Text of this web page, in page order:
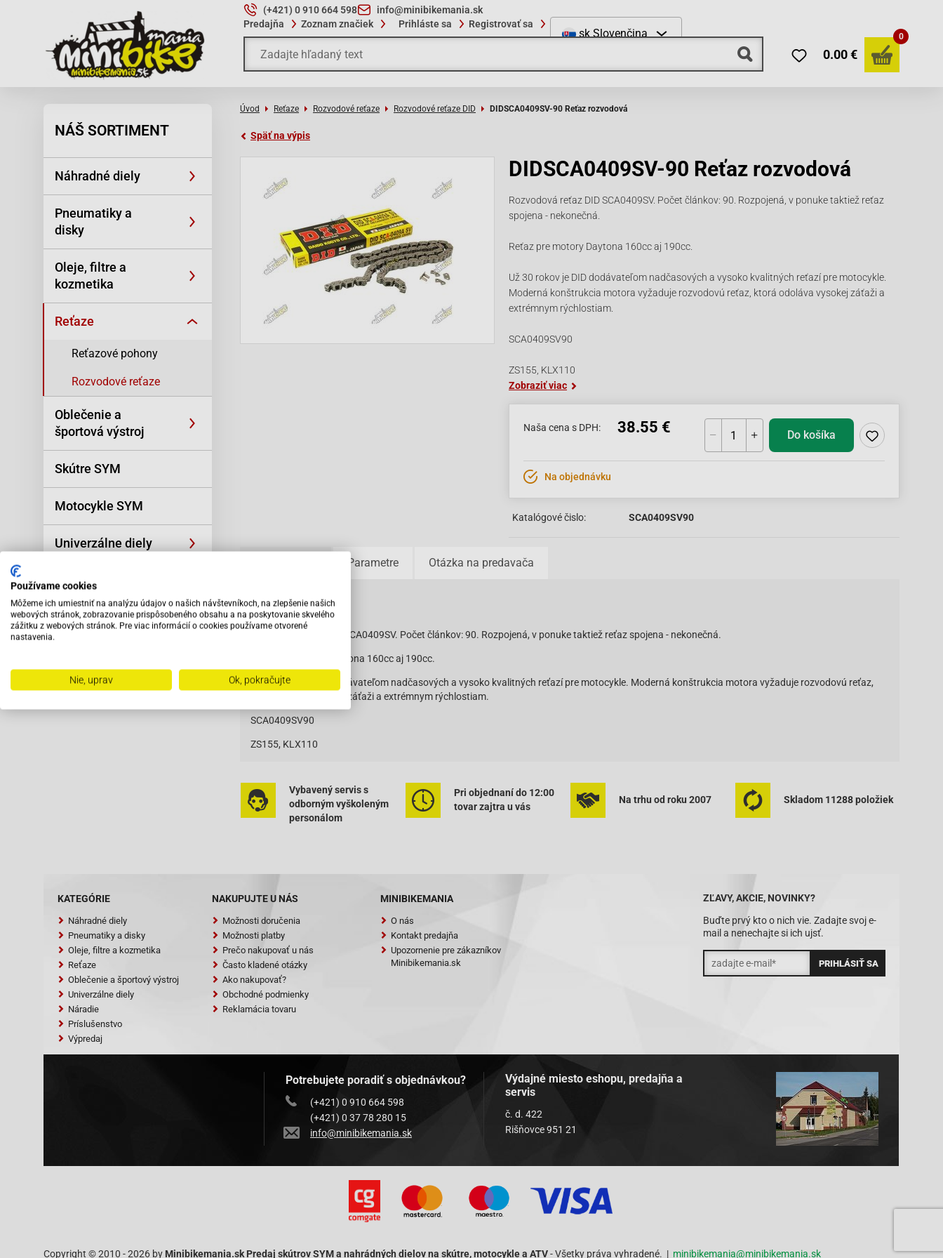
(+421) 0 910 664 598
info@minibikemania.sk
Predajňa
Zoznam značiek Prihláste sa Registrovať sa
sk Slovenčina
0.00 €
0
NÁŠ SORTIMENT
Náhradné diely
Pneumatiky a
disky
Oleje, filtre a
kozmetika
Reťaze
Reťazové pohony
Rozvodové reťaze
Oblečenie a
športová výstroj
Skútre SYM
Motocykle SYM
Univerzálne diely
Náradie
Príslušenstvo
Úvod Reťaze Rozvodové reťaze Rozvodové reťaze DID DIDSCA0409SV-90 Reťaz rozvodová
Späť na výpis
DIDSCA0409SV-90 Reťaz rozvodová
Rozvodová reťaz DID SCA0409SV. Počet článkov: 90. Rozpojená, v ponuke taktiež reťaz
spojena - nekonečná.
Reťaz pre motory Daytona 160cc aj 190cc.
Už 30 rokov je DID dodávateľom nadčasových a vysoko kvalitných reťazí pre motocykle.
Moderná konštrukcia motora vyžaduje rozvodovú reťaz, ktorá odoláva vysokej záťaži a
extrémnym rýchlostiam.
SCA0409SV90
ZS155, KLX110
Zobraziť viac
Naša cena s DPH: 38.55 € Do košíka
Na objednávku
Katalógové čislo: SCA0409SV90
Parametre Otázka na predavača
Popis tovaru
Rozvodová reťaz DID SCA0409SV. Počet článkov: 90. Rozpojená, v ponuke taktiež reťaz spojena - nekonečná.
Reťaz pre motory Daytona 160cc aj 190cc.
Už 30 rokov je DID dodávateľom nadčasových a vysoko kvalitných reťazí pre motocykle. Moderná konštrukcia motora vyžaduje rozvodovú reťaz,
ktorá odoláva vysokej záťaži a extrémnym rýchlostiam.
SCA0409SV90
ZS155, KLX110
Vybavený servis s
odborným vyškoleným
personálom
Pri objednaní do 12:00
tovar zajtra u vás
Na trhu od roku 2007 Skladom 11288 položiek
ZĽAVY, AKCIE, NOVINKY?
Buďte prvý kto o nich vie. Zadajte svoj e-
mail a nenechajte si ich ujsť.
KATEGÓRIE
Náhradné diely
Pneumatiky a disky
Oleje, filtre a kozmetika
Reťaze
Oblečenie a športový výstroj
Univerzálne diely
Náradie
Príslušenstvo
Výpredaj
NAKUPUJTE U NÁS
Možnosti doručenia
Možnosti platby
Prečo nakupovať u nás
Často kladené otázky
Ako nakupovať?
Obchodné podmienky
Reklamácia tovaru
MINIBIKEMANIA
O nás
Kontakt predajňa
Upozornenie pre zákazníkov
Minibikemania.sk
Potrebujete poradiť s objednávkou?
(+421) 0 910 664 598
(+421) 0 37 78 280 15
info@minibikemania.sk
Výdajné miesto eshopu, predajňa a
servis
č. d. 422
Rišňovce 951 21
Copyright © 2010 - 2026 by Minibikemania.sk Predaj skútrov SYM a nahrádných dielov na skútre, motocykle a ATV- Všetky práva vyhradené. | minibikemania@minibikemania.sk
Používame cookies
Môžeme ich umiestniť na analýzu údajov o našich návštevníkoch, na zlepšenie našich
webových stránok, zobrazovanie prispôsobeného obsahu a na poskytovanie skvelého
zážitku z webových stránok. Pre viac informácií o cookies používame otvorené
nastavenia.
Nie, uprav Ok, pokračujte